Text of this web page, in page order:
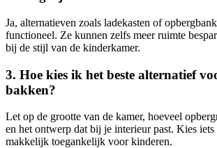
Ja, alternatieven zoals ladekasten of
functioneel. Ze kunnen zelfs meer ruimte
bij de stijl van de kinderkamer.
3. Hoe kies ik het beste alternatief
bakken?
Let op de grootte van de kamer, hoeveel
en het ontwerp dat bij je interieur past. Kies iets
makkelijk toegankelijk voor kinderen.